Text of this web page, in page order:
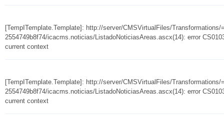
[TempITemplate.Template]: http://server/CMSVirtualFiles/Transformations/
2554749b8f74/icacms.noticias/ListadoNoticiasAreas.ascx(14): error
current context
[TempITemplate.Template]: http://server/CMSVirtualFiles/Transformations/
2554749b8f74/icacms.noticias/ListadoNoticiasAreas.ascx(14): error
current context